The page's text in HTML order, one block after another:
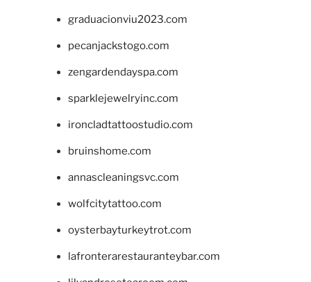
graduacionviu2023.com
pecanjackstogo.com
zengardendayspa.com
sparklejewelryinc.com
ironcladtattoostudio.com
bruinshome.com
annascleaningsvc.com
wolfcitytattoo.com
oysterbayturkeytrot.com
lafronterarestauranteybar.com